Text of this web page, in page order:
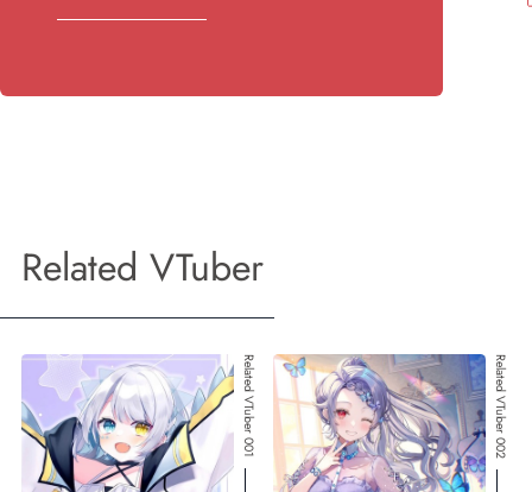
Related VTuber
Related VTuber 001 Related VTuber 002